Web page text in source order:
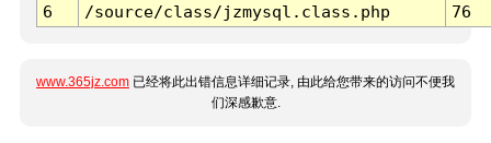
6
/source/class/jzmysql.class.php 76
www.365jz.com 已经将此出错信息详细记录, 由此给您带来的访问不便我
们深感歉意.